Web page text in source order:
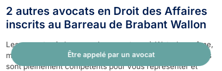
Être appelé par un avocat
2 autres avocats en Droit des Affaires
inscrits au Barreau de Brabant Wallon
Les avocats ci-dessous n'exercent pas à Waterloo même,
mais dans une autre commune rattachée à ce barreau. Ils
sont pleinement compétents pour vous représenter et